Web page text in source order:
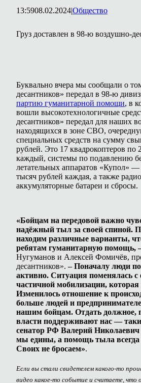
13:5908.02.2024|Общество
Груз доставлен в 98-ю воздушно-
Буквально вчера мы сообщали о
десантников» передал в 98-ю
партию гуманитарной помощи, в
вошли высокотехнологичные
десантников» передал для наших
находящихся в зоне СВО,
специальных средств на сумму
рублей. Это 17 квадрокоптеров по
каждый, системы по подавлению
летательных аппаратов «Купол»
тысяч рублей каждая, а также
аккумуляторные батареи и сбросы.
«Бойцам на передовой важно
надёжный тыл за своей спиной.
находим различные варианты,
ребятам гуманитарную помощь,
Нугуманов и Алексей Фомичёв,
десантников».– Поначалу люди
активно. Ситуация поменялась с
частичной мобилизации, которая
Изменилось отношение к
больше людей и
нашим бойцам. Отдать должное,
власти поддерживают нас —
сенатор РФ Валерий Николаевич
мы едины, а помощь тыла всегда
Своих не бросаем».
Если вы стали свидетелем какого-то
видео какое-то событие и считаете, что